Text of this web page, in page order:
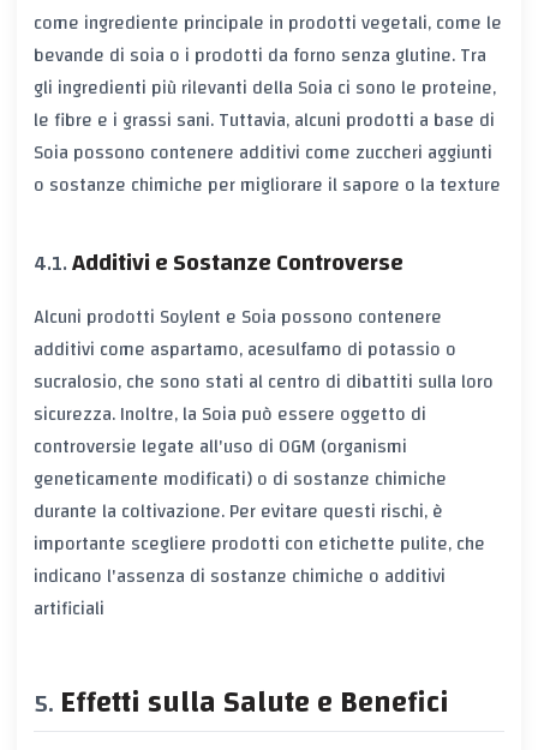
come ingrediente principale in prodotti vegetali, come le
bevande di soia o i prodotti da forno senza glutine. Tra
gli ingredienti più rilevanti della Soia ci sono le proteine,
le fibre e i grassi sani. Tuttavia, alcuni prodotti a base di
Soia possono contenere additivi come zuccheri aggiunti
o sostanze chimiche per migliorare il sapore o la texture
Additivi e Sostanze Controverse
Alcuni prodotti Soylent e Soia possono contenere
additivi come aspartamo, acesulfamo di potassio o
sucralosio, che sono stati al centro di dibattiti sulla loro
sicurezza. Inoltre, la Soia può essere oggetto di
controversie legate all'uso di OGM (organismi
geneticamente modificati) o di sostanze chimiche
durante la coltivazione. Per evitare questi rischi, è
importante scegliere prodotti con etichette pulite, che
indicano l'assenza di sostanze chimiche o additivi
artificiali
Effetti sulla Salute e Benefici